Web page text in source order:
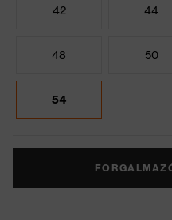
42 44
48 50
54